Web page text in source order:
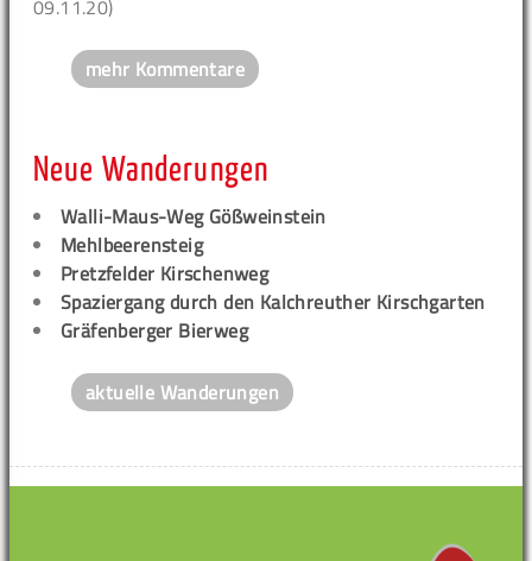
09.11.20)
mehr Kommentare
Neue Wanderungen
Walli-Maus-Weg Gößweinstein
Mehlbeerensteig
Pretzfelder Kirschenweg
Spaziergang durch den Kalchreuther Kirschgarten
Gräfenberger Bierweg
aktuelle Wanderungen